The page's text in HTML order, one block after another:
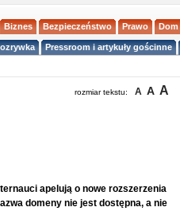
Biznes Bezpieczeństwo Prawo Dom
Pressroom i artykuły gościnne
rozmiar tekstu: A A A
apelują o nowe rozszerzenia
domeny nie jest dostępna, a nie